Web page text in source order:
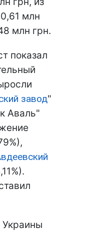
млн
млн грн.
показал
завод"
Аваль"